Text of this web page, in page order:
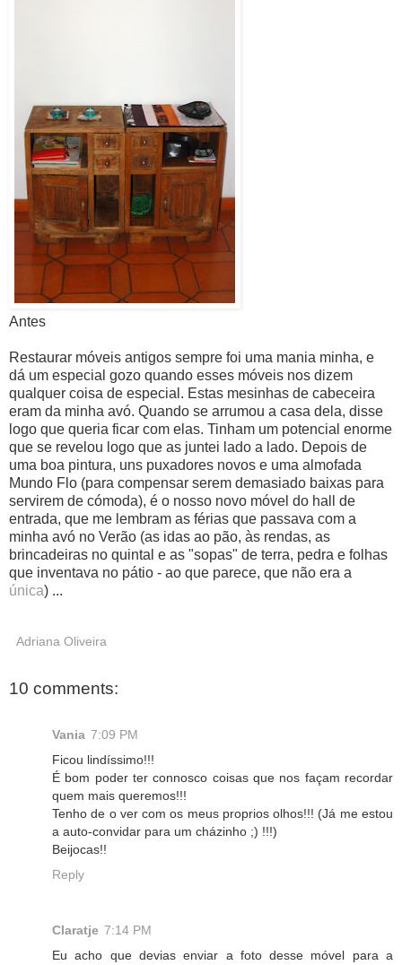
Antes
Restaurar móveis antigos sempre foi uma mania minha, e
dá um especial gozo quando esses móveis nos dizem
qualquer coisa de especial. Estas mesinhas de cabeceira
eram da minha avó. Quando se arrumou a casa dela, disse
logo que queria ficar com elas. Tinham um potencial enorme
que se revelou logo que as juntei lado a lado. Depois de
uma boa pintura, uns puxadores novos e uma almofada
Mundo Flo (para compensar serem demasiado baixas para
servirem de cómoda), é o nosso novo móvel do hall de
entrada, que me lembram as férias que passava com a
minha avó no Verão (as idas ao pão, às rendas, as
brincadeiras no quintal e as "sopas" de terra, pedra e folhas
que inventava no pátio - ao que parece, que não era a
única) ...
Adriana Oliveira
10 comments:
Vania 7:09 PM
Ficou lindíssimo!!!
É bom poder ter connosco coisas que nos façam recordar
quem mais queremos!!!
Tenho de o ver com os meus proprios olhos!!! (Já me estou
a auto-convidar para um cházinho ;) !!!)
Beijocas!!
Reply
Claratje 7:14 PM
Eu acho que devias enviar a foto desse móvel para a